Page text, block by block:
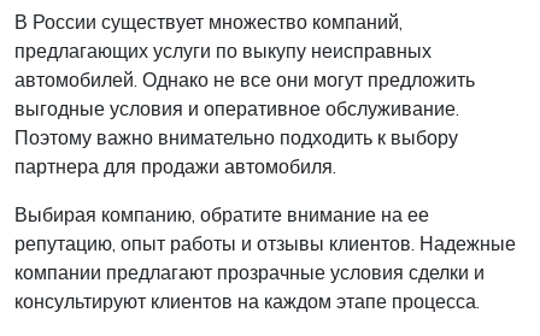
В России существует множество компаний,
предлагающих услуги по выкупу неисправных
автомобилей. Однако не все они могут предложить
выгодные условия и оперативное обслуживание.
Поэтому важно внимательно подходить к выбору
партнера для продажи автомобиля.
Выбирая компанию, обратите внимание на ее
репутацию, опыт работы и отзывы клиентов. Надежные
компании предлагают прозрачные условия сделки и
консультируют клиентов на каждом этапе процесса.